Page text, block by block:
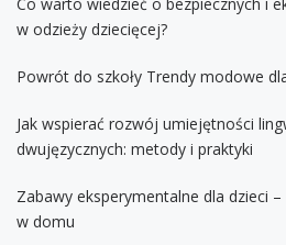
w odzieży dziecięcej?
Powrót do szkoły Trendy modowe
Jak wspierać rozwój umiejętności
dwujęzycznych: metody i praktyki
Zabawy eksperymentalne dla dzieci
w domu